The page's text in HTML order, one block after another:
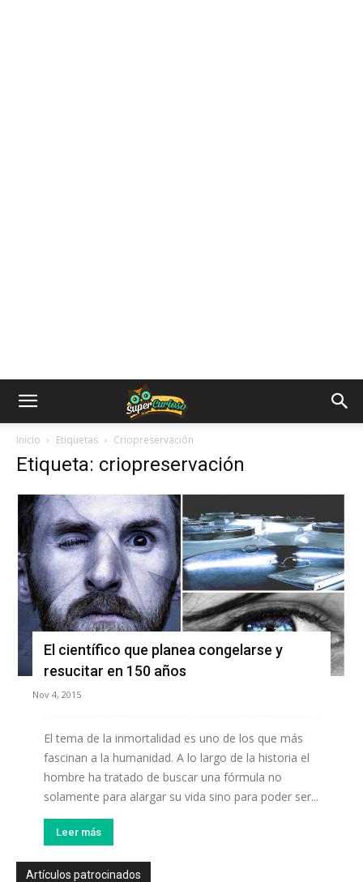
Inicio Etiquetas Criopreservación
Etiqueta: criopreservación
El científico que planea congelarse y
resucitar en 150 años
Nov 4, 2015
El tema de la inmortalidad es uno de los que más
fascinan a la humanidad. A lo largo de la historia el
hombre ha tratado de buscar una fórmula no
solamente para alargar su vida sino para poder ser...
Leer más
Artículos patrocinados